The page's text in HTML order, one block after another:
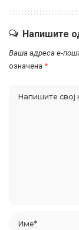
Напишите
Ваша адреса е-
означена *